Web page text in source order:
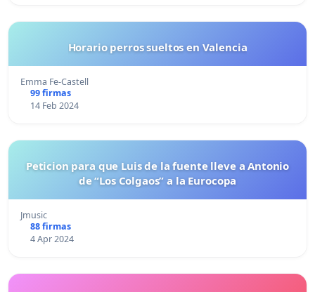
Horario perros sueltos en Valencia
Emma Fe-Castell
99 firmas
14 Feb 2024
Peticion para que Luis de la fuente lleve a Antonio
de “Los Colgaos” a la Eurocopa
Jmusic
88 firmas
4 Apr 2024